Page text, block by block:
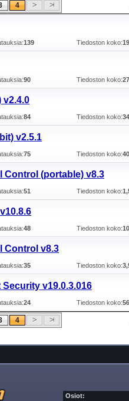
4
139 Tiedoston koko:
90 Tiedoston koko:
v2.4.0
84 Tiedoston koko:
v2.5.1
75 Tiedoston koko:
Control (portable) v8.3
51 Tiedoston koko:
48 Tiedoston koko:
Control v8.3
35 Tiedoston koko:
v19.0.3.016
24 Tiedoston koko:
4
Osiot: